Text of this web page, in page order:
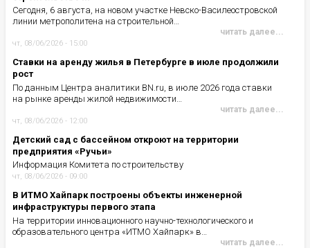
Сегодня, 6 августа, на новом участке Невско-Василеостровской
линии метрополитена на строительной…
читать далее...
чт, 08/06/2026 - 15:00
Ставки на аренду жилья в Петербурге в июле продолжили
рост
По данным Центра аналитики BN.ru, в июле 2026 года ставки
на рынке аренды жилой недвижимости…
читать далее...
чт, 08/06/2026 - 12:00
Детский сад с бассейном откроют на территории
предприятия «Ручьи»
Информация Комитета по строительству
чт, 08/06/2026 - 09:00
В ИТМО Хайпарк построены объекты инженерной
инфраструктуры первого этапа
На территории инновационного научно-технологического и
образовательного центра «ИТМО Хайпарк» в…
читать далее...